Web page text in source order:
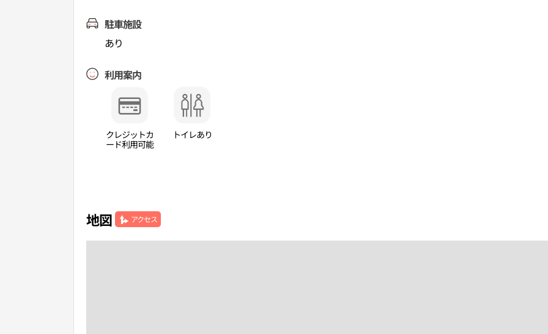
駐車施設
あり
利用案内
クレジットカ
ード利用可能
トイレあり
地図 アクセス